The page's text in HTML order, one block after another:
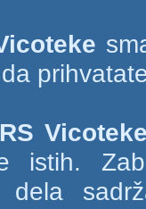
istih.
dela